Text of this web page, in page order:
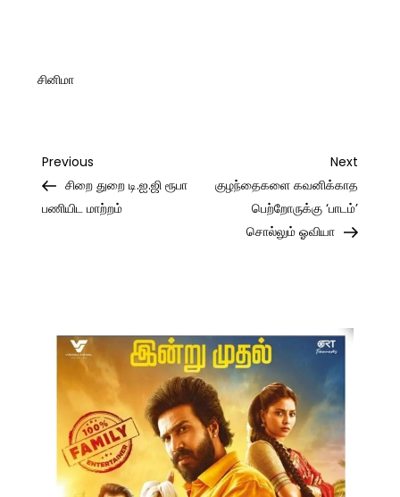
சினிமா
Post
navigation
Previous
Post
Previous
சிறை துறை டி.ஐ.ஜி ரூபா
பணியிட மாற்றம்
Next
Post
Next
குழந்தைகளை கவனிக்காத
பெற்றோருக்கு ‘பாடம்’
சொல்லும் ஓவியா